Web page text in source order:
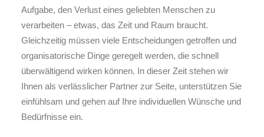
Aufgabe, den Verlust eines geliebten Menschen zu
verarbeiten – etwas, das Zeit und Raum braucht.
Gleichzeitig müssen viele Entscheidungen getroffen und
organisatorische Dinge geregelt werden, die schnell
überwältigend wirken können. In dieser Zeit stehen wir
Ihnen als verlässlicher Partner zur Seite, unterstützen Sie
einfühlsam und gehen auf Ihre individuellen Wünsche und
Bedürfnisse ein.